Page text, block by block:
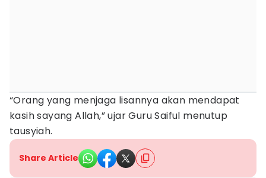
“Orang yang menjaga lisannya akan mendapat
kasih sayang Allah,” ujar Guru Saiful menutup
tausyiah.
Share Article